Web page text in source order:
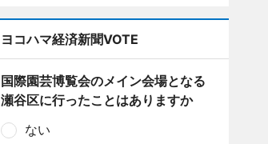
ヨコハマ経済新聞VOTE
国際園芸博覧会のメイン会場となる
瀬谷区に行ったことはありますか
ない